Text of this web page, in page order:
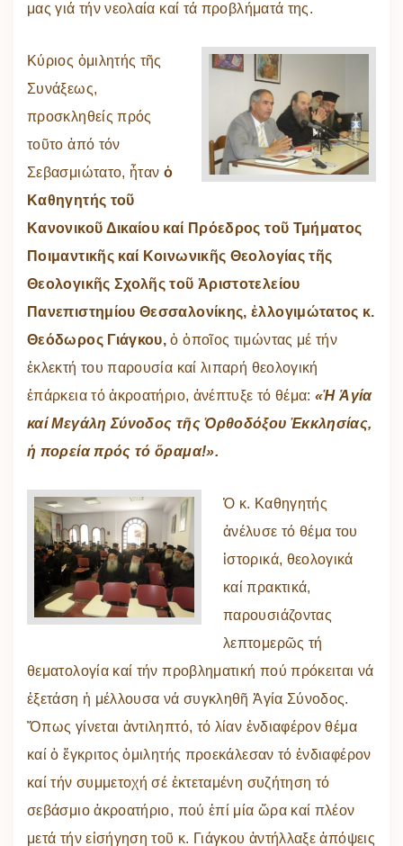
μας γιά τήν νεολαία καί τά προβλήματά της.
Κύριος ὁμιλητής τῆς
Συνάξεως,
προσκληθείς πρός
τοῦτο ἀπό τόν
Σεβασμιώτατο, ἦταν ὁ
Καθηγητής τοῦ
Κανονικοῦ Δικαίου καί Πρόεδρος τοῦ Τμήματος
Ποιμαντικῆς καί Κοινωνικῆς Θεολογίας τῆς
Θεολογικῆς Σχολῆς τοῦ Ἀριστοτελείου
Πανεπιστημίου Θεσσαλονίκης, ἐλλογιμώτατος κ.
Θεόδωρος Γιάγκου, ὁ ὁποῖος τιμώντας μέ τήν
ἐκλεκτή του παρουσία καί λιπαρή θεολογική
ἐπάρκεια τό ἀκροατήριο, ἀνέπτυξε τό θέμα:«Ἡ Ἁγία
καί Μεγάλη Σύνοδος τῆς Ὀρθοδόξου Ἐκκλησίας,
ἡ πορεία πρός τό ὅραμα!».
Ὁ κ. Καθηγητής
ἀνέλυσε τό θέμα του
ἱστορικά, θεολογικά
καί πρακτικά,
παρουσιάζοντας
λεπτομερῶς τή
θεματολογία καί τήν προβληματική πού πρόκειται νά
ἐξετάση ἡ μέλλουσα νά συγκληθῆ Ἁγία Σύνοδος.
Ὅπως γίνεται ἀντιληπτό, τό λίαν ἐνδιαφέρον θέμα
καί ὁ ἔγκριτος ὁμιλητής προεκάλεσαν τό ἐνδιαφέρον
καί τήν συμμετοχή σέ ἐκτεταμένη συζήτηση τό
σεβάσμιο ἀκροατήριο, πού ἐπί μία ὥρα καί πλέον
μετά τήν εἰσήγηση τοῦ κ. Γιάγκου ἀντήλλαξε ἀπόψεις